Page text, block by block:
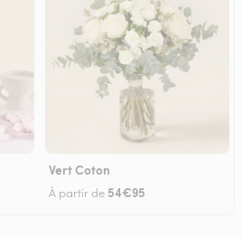
Vert Coton
À partir de 54€95